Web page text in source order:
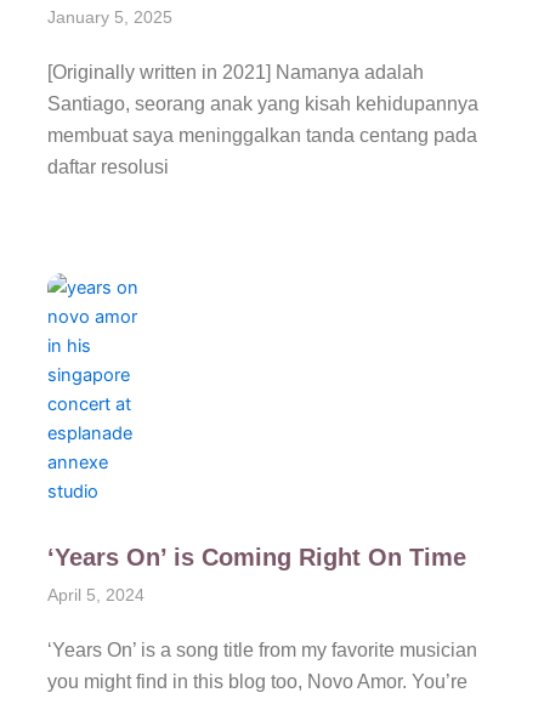
January 5, 2025
[Originally written in 2021] Namanya adalah
Santiago, seorang anak yang kisah kehidupannya
membuat saya meninggalkan tanda centang pada
daftar resolusi
‘Years On’ is Coming Right On Time
April 5, 2024
‘Years On’ is a song title from my favorite musician
you might find in this blog too, Novo Amor. You’re